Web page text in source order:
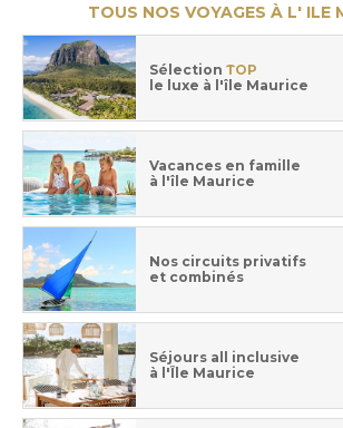
TOUS NOS VOYAGES À L' ILE
Sélection TOP
le luxe à l'île Maurice
Vacances en famille
à l'île Maurice
Nos circuits privatifs
et combinés
Séjours all inclusive
à l'Île Maurice